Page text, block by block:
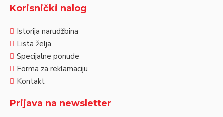
Korisnički nalog
Istorija narudžbina
Lista želja
Specijalne ponude
Forma za reklamaciju
Kontakt
Prijava na newsletter